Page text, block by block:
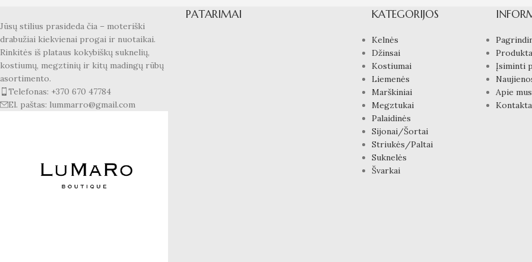
Jūsų stilius prasideda čia – moteriški
drabužiai kiekvienai progai ir nuotaikai.
Rinkitės iš plataus kokybiškų suknelių,
kostiumų, megztinių ir kitų madingų rūbų
asortimento.
Telefonas: +370 670 47784
El. paštas: lummarro@gmail.com
PATARIMAI KATEGORIJOS
Kelnės
Džinsai
Kostiumai
Liemenės
Marškiniai
Megztukai
Palaidinės
Sijonai/Šortai
Striukės/Paltai
Suknelės
Švarkai
Įsiminti
Apie mus